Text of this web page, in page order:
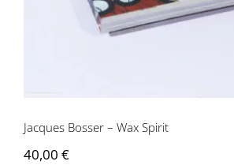
Jacques Bosser – Wax Spirit
40,00 €